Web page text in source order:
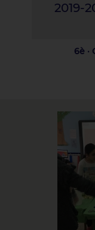
2019-
6è ·